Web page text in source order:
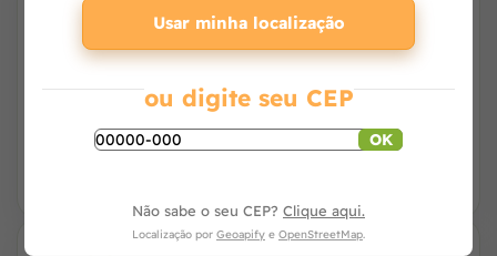
Odorizante de Ambientes Spray Bambu
120ml - Coala
Usar minha localização
ou digite seu CEP
OK
Não sabe o seu CEP? Clique aqui.
Localização por Geoapify e OpenStreetMap